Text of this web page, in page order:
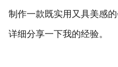
制作一款既实用又具美感
详细分享一下我的经验。